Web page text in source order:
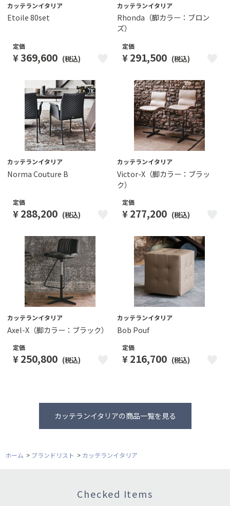
カッテランイタリア
Etoile 80set
定価
¥369,600 (税込)
カッテランイタリア
Rhonda（脚カラー：ブロン
ズ）
定価
¥291,500 (税込)
カッテランイタリア
Norma Couture B
定価
¥288,200 (税込)
カッテランイタリア
Victor-X（脚カラー：ブラッ
ク）
定価
¥277,200 (税込)
カッテランイタリア
Axel-X（脚カラー：ブラック）
定価
¥250,800 (税込)
カッテランイタリア
Bob Pouf
定価
¥216,700 (税込)
カッテランイタリアの商品一覧を見る
ホーム > ブランドリスト > カッテランイタリア
Checked Items